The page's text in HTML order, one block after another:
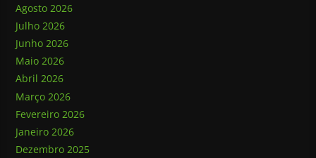
Agosto 2026
Julho 2026
Junho 2026
Maio 2026
Abril 2026
Março 2026
Fevereiro 2026
Janeiro 2026
Dezembro 2025